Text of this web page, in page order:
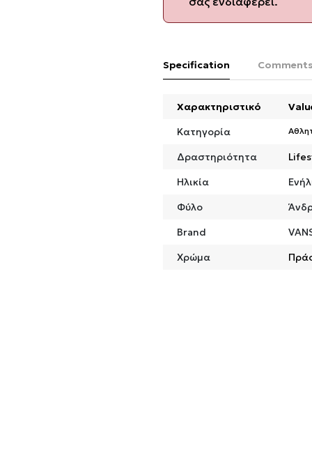
Specification Comments
Χαρακτηριστικό
Κατηγορία
Δραστηριότητα
Ηλικία
Φύλο
Brand
Χρώμα